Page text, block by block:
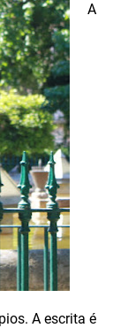
A
A escrita é